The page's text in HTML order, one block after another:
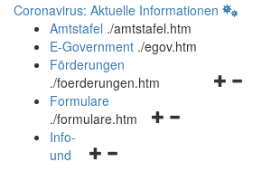
Coronavirus: Aktuelle Informationen
Amtstafel ./amtstafel.htm
E-Government ./egov.htm
Förderungen
./foerderungen.htm
Navigationsmenü
Formulare
./formulare.htm
Navigationsmenü
Info-
und